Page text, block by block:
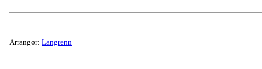
Arrangør: Langrenn